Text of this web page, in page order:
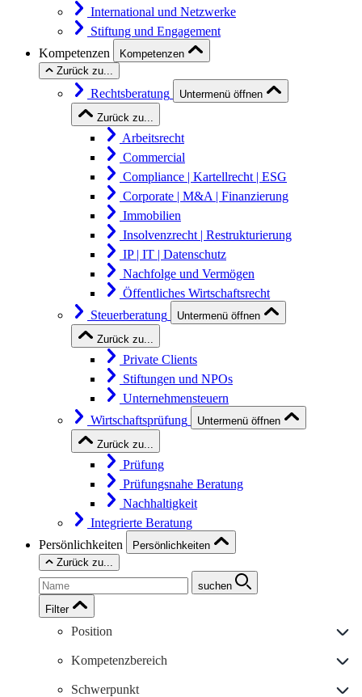
International und Netzwerke
Stiftung und Engagement
Kompetenzen
Kompetenzen
Zurück zu...
Rechtsberatung
Untermenü öffnen
Zurück zu...
Arbeitsrecht
Commercial
Compliance | Kartellrecht | ESG
Corporate | M&A | Finanzierung
Immobilien
Insolvenzrecht | Restrukturierung
IP | IT | Datenschutz
Nachfolge und Vermögen
Öffentliches Wirtschaftsrecht
Steuerberatung
Untermenü öffnen
Zurück zu...
Private Clients
Stiftungen und NPOs
Unternehmensteuern
Wirtschaftsprüfung
Untermenü öffnen
Zurück zu...
Prüfung
Prüfungsnahe Beratung
Nachhaltigkeit
Integrierte Beratung
Persönlichkeiten
Persönlichkeiten
Zurück zu...
suchen
Filter
Position
Kompetenzbereich
Schwerpunkt